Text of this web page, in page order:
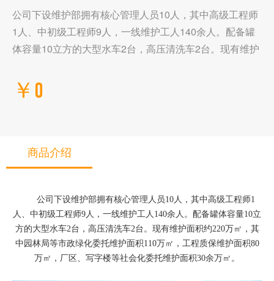
公司下设维护部拥有核心管理人员10人，其中高级工程师
1人、中初级工程师9人，一线维护工人140余人。配备罐
体容量10立方的大型水车2台，高压清洗车2台。现有维护
￥0
商品介绍
公司下设维护部拥有核心管理人员10人，其中高级工程师1
人、中初级工程师9人，一线维护工人140余人。配备罐体容量10立
方的大型水车2台，高压清洗车2台。现有维护面积约220万㎡，其
中园林局等市政绿化委托维护面积110万㎡，工程质保维护面积80
万㎡，厂区、写字楼等社会化委托维护面积30余万㎡。